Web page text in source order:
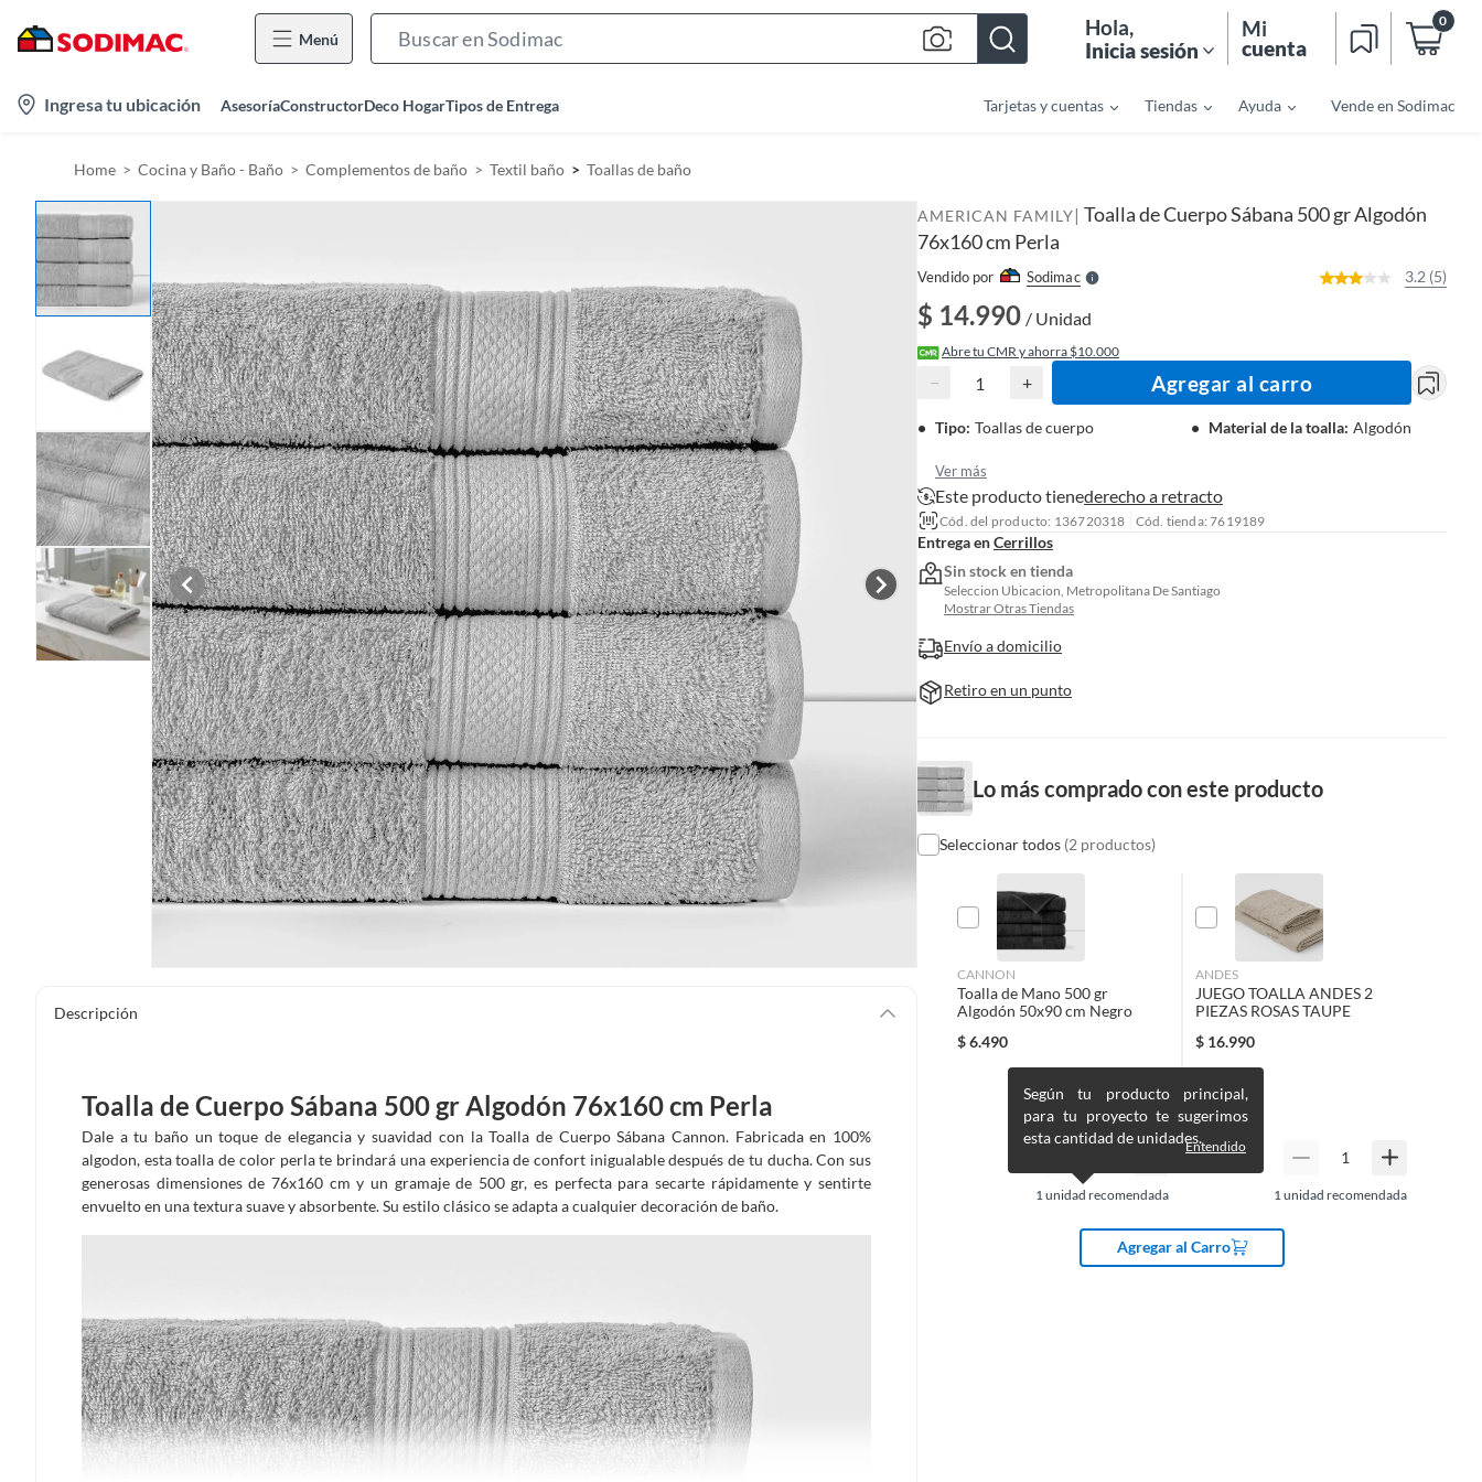
Menú Hola,
Inicia sesión
Mi
cuenta
0
Ingresa tu ubicación AsesoríaConstructorDeco HogarTipos de Entrega Tarjetas y cuentas Tiendas Ayuda Vende en Sodimac
Home Cocina y Baño - Baño Complementos de baño Textil baño Toallas de baño
Descripción
Toalla de Cuerpo Sábana 500 gr Algodón 76x160 cm Perla
Dale a tu baño un toque de elegancia y suavidad con la Toalla de Cuerpo Sábana Cannon. Fabricada en 100%
algodon, esta toalla de color perla te brindará una experiencia de confort inigualable después de tu ducha. Con sus
generosas dimensiones de 76x160 cm y un gramaje de 500 gr, es perfecta para secarte rápidamente y sentirte
envuelto en una textura suave y absorbente. Su estilo clásico se adapta a cualquier decoración de baño.
AMERICAN FAMILY| Toalla de Cuerpo Sábana 500 gr Algodón
76x160 cm Perla
Vendido por SodimacS
r
3.2 (5)
$ 14.990 / Unidad
Abre tu CMR y ahorra $10.000
− + Agregar al carro
Tipo: Toallas de cuerpo Material de la toalla: Algodón
Ver más
Este producto tienederecho a retracto
Cód. del producto: 136720318 Cód. tienda: 7619189
Entrega enCerrillos
Sin stock en tienda
Seleccion Ubicacion, Metropolitana De Santiago
Mostrar Otras Tiendas
Envío a domicilio
Retiro en un punto
Lo más comprado con este producto
Seleccionar todos (2 productos)
CANNON
Toalla de Mano 500 gr
Algodón 50x90 cm Negro
$6.490
1 unidad recomendada
Según tu producto principal,
para tu proyecto te sugerimos
esta cantidad de unidades.Entendido
ANDES
JUEGO TOALLA ANDES 2
PIEZAS ROSAS TAUPE
$ 16.990
1 unidad recomendada
Agregar al Carro